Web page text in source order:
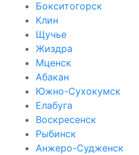
Бокситогорск
Клин
Щучье
Жиздра
Мценск
Абакан
Южно-Сухокумск
Елабуга
Воскресенск
Рыбинск
Анжеро-Судженск